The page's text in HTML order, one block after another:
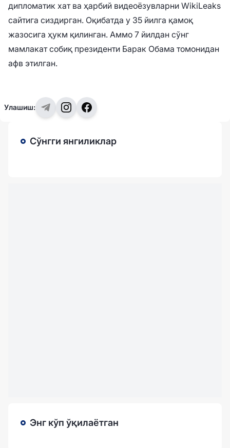
дипломатик хат ва ҳарбий видеоёзувларни WikiLeaks
сайтига сиздирган. Оқибатда у 35 йилга қамоқ
жазосига ҳукм қилинган. Аммо 7 йилдан сўнг
мамлакат собиқ президенти Барак Обама томонидан
афв этилган.
Улашиш:
Сўнгги янгиликлар
Энг кўп ўқилаётган